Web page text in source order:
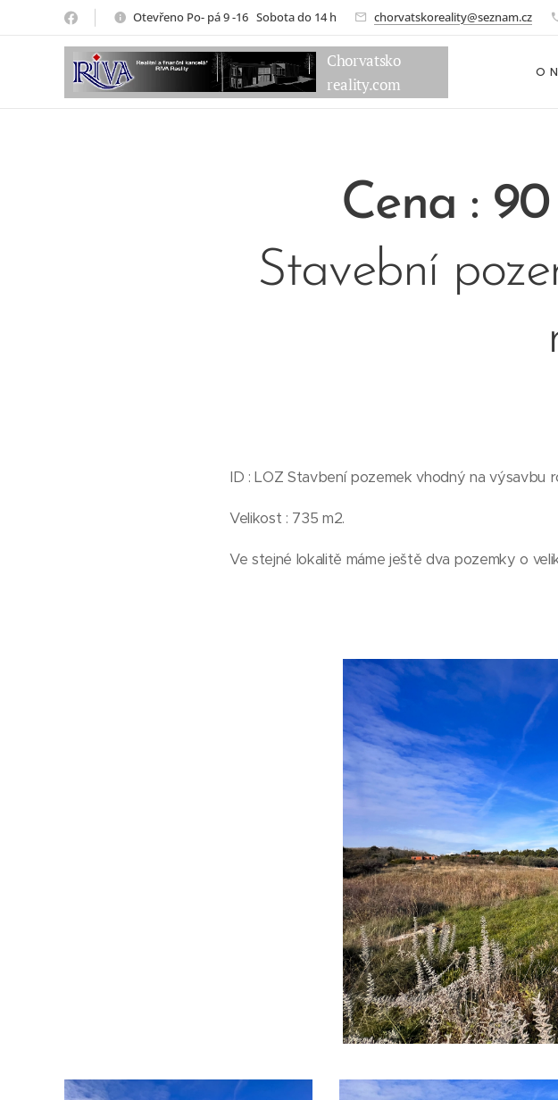
Otevřeno Po- pá 9 -16 Sobota do 14 h chorvatskoreality@seznam.cz
Chorvatsko
reality.com
O
Cena :
Stavební
ID : LOZ Stavbení pozemek vhodný na výsavbu
Velikost : 735 m2.
Ve stejné lokalitě máme ještě dva pozemky o